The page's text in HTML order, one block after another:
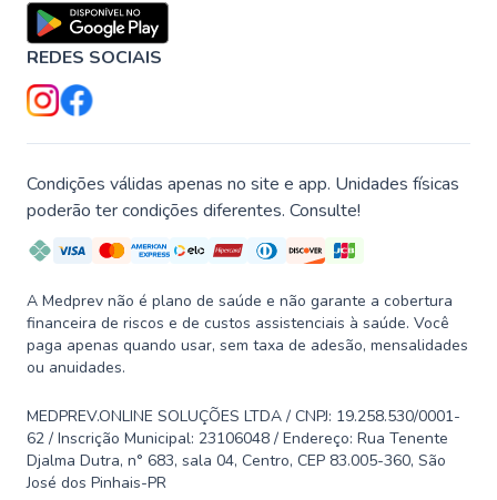
REDES SOCIAIS
Condições válidas apenas no site e app. Unidades físicas
poderão ter condições diferentes. Consulte!
A Medprev não é plano de saúde e não garante a cobertura
financeira de riscos e de custos assistenciais à saúde. Você
paga apenas quando usar, sem taxa de adesão, mensalidades
ou anuidades.
MEDPREV.ONLINE SOLUÇÕES LTDA / CNPJ: 19.258.530/0001-
62 / Inscrição Municipal: 23106048 / Endereço: Rua Tenente
Djalma Dutra, n° 683, sala 04, Centro, CEP 83.005-360, São
José dos Pinhais-PR